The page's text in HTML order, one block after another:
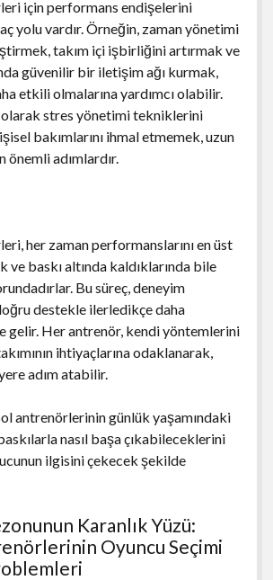
için performans endişelerini
yolu vardır. Örneğin, zaman yönetimi
takım içi işbirliğini artırmak ve
güvenilir bir iletişim ağı kurmak,
etkili olmalarına yardımcı olabilir.
olarak stres yönetimi tekniklerini
bakımlarını ihmal etmemek, uzun
önemli adımlardır.
her zaman performanslarını en üst
ve baskı altında kaldıklarında bile
Bu süreç, deneyim
destekle ilerledikçe daha
gelir. Her antrenör, kendi yöntemlerini
ihtiyaçlarına odaklanarak,
adım atabilir.
antrenörlerinin günlük yaşamındaki
nasıl başa çıkabileceklerini
ilgisini çekecek şekilde
Karanlık Yüzü:
Oyuncu Seçimi